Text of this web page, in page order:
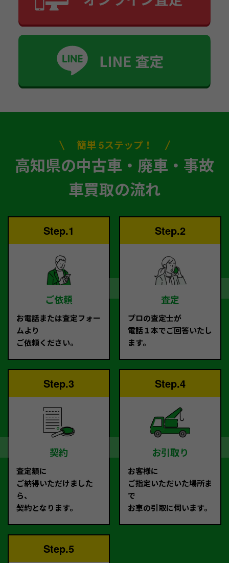
簡単 5ステップ！
高知県の中古車・廃車・事故
車買取の流れ
Step.1
ご依頼
お電話または査定フォー
ムより
ご依頼ください。
Step.2
査定
プロの査定士が
電話１本でご回答いたし
ます。
Step.3
契約
査定額に
ご納得いただけました
ら、
契約となります。
Step.4
お引取り
お客様に
ご指定いただいた場所ま
で
お車の引取に伺います。
Step.5